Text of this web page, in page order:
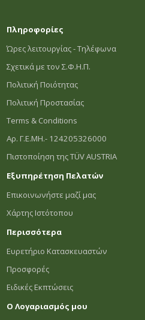
Πληροφορίες
Ώρες λειτουργίας - Τηλέφωνα
Σχετικά με τον Σ.Φ.Η.Π.
Πολιτική Ποιότητας
Πολιτική Προστασίας
Terms & Conditions
Αρ. Γ.Ε.ΜΗ.- 124205326000
Πιστοποίηση της TÜV AUSTRIA
Εξυπηρέτηση Πελατών
Επικοινωνήστε μαζί μας
Χάρτης Ιστότοπου
Περισσότερα
Ευρετήριο Κατασκευαστών
Προσφορές
Ειδικές Εκπτώσεις
Ο Λογαριασμός μου